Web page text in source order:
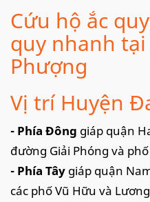
Cứu hộ ắc
quy nhanh
Phượng
Vị trí Huyện
- Phía Đông giáp quận
đường Giải Phóng và
- Phía Tây giáp quận
các phố Vũ Hữu và